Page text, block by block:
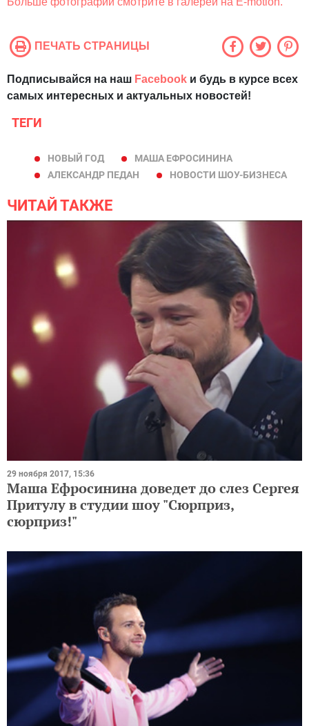
ПЕЧАТЬ СТРАНИЦЫ
Подписывайся на наш Facebook и будь в курсе всех
самых интересных и актуальных новостей!
ТЕГИ
НОВЫЙ ГОД
МАША ЕФРОСИНИНА
АЛЕКСАНДР ПЕДАН
НОВОСТИ ШОУ-БИЗНЕСА
ЧИТАЙ ТАКЖЕ
29 ноября 2017, 15:36
Маша Ефросинина доведет до слез Сергея
Притулу в студии шоу "Сюрприз,
сюрприз!"